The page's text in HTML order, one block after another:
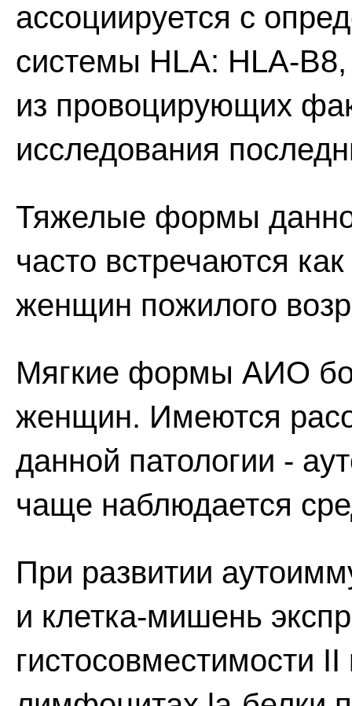
ассоциируется с
системы HLA: HLA-
из провоцирующих
исследования
Тяжелые формы
часто встречаются
женщин пожилого
Мягкие формы АИО
женщин. Имеются
данной патологии -
чаще наблюдается
При развитии
и клетка-мишень
гистосовместимости